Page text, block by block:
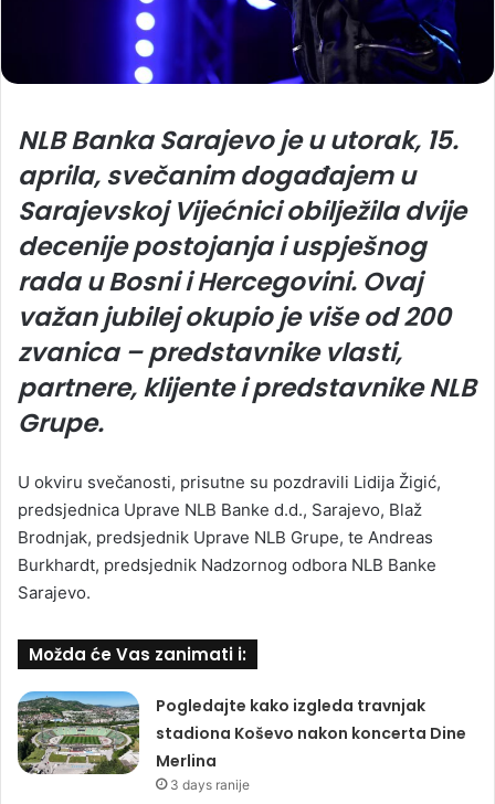
NLB Banka Sarajevo je u utorak, 15.
aprila, svečanim događajem u
Sarajevskoj Vijećnici obilježila dvije
decenije postojanja i uspješnog
rada u Bosni i Hercegovini. Ovaj
važan jubilej okupio je više od 200
zvanica – predstavnike vlasti,
partnere, klijente i predstavnike NLB
Grupe.
U okviru svečanosti, prisutne su pozdravili Lidija Žigić,
predsjednica Uprave NLB Banke d.d., Sarajevo, Blaž
Brodnjak, predsjednik Uprave NLB Grupe, te Andreas
Burkhardt, predsjednik Nadzornog odbora NLB Banke
Sarajevo.
Možda će Vas zanimati i:
Pogledajte kako izgleda travnjak
stadiona Koševo nakon koncerta Dine
Merlina
3 days ranije